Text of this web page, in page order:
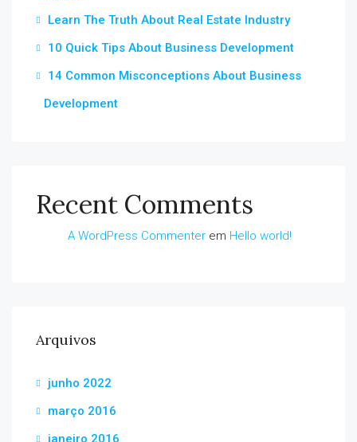
Learn The Truth About Real Estate Industry
10 Quick Tips About Business Development
14 Common Misconceptions About Business
Development
Recent Comments
A WordPress Commenter em Hello world!
Arquivos
junho 2022
março 2016
janeiro 2016